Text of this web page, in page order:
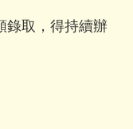
錄取，得持續辦